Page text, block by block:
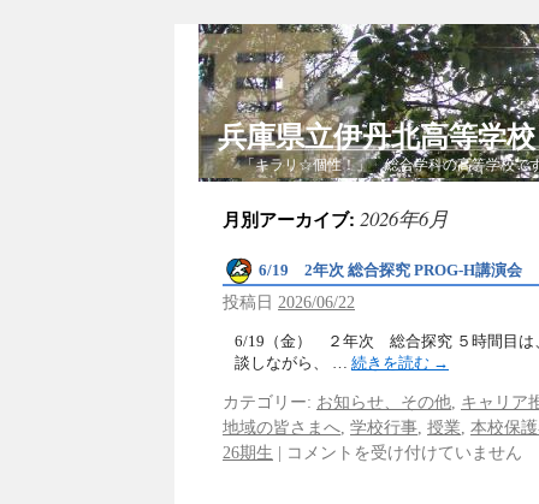
兵庫県立伊丹北高等学
「キラリ☆個性！」 総合学科の高等学校で
月別アーカイブ: 2026年6月
6/19 2年次 総合探究 PROG-H講演会
投稿日 2026/06/22
6/19（金） ２年次 総合探究 ５時間目は
談しながら、 … 続きを読む →
カテゴリー: お知らせ、その他 キャリア
地域の皆さまへ 学校行事 授業 本校保
26期生 | コメントを受け付けていません